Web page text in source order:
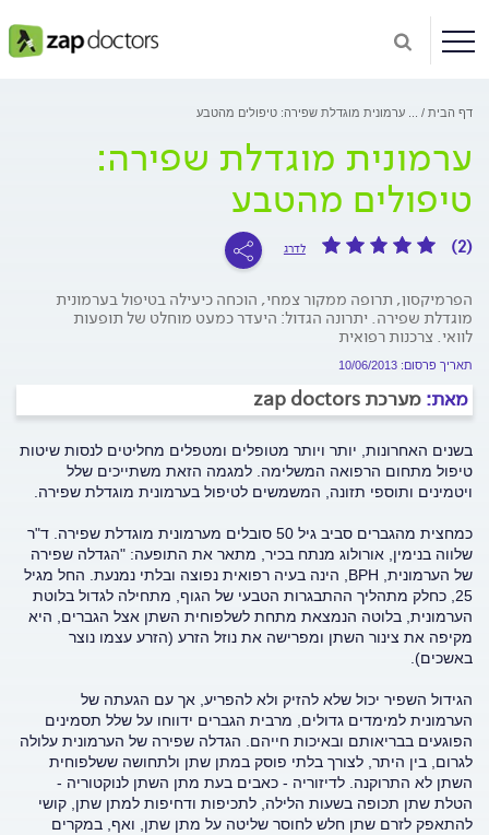
דף הבית ערמונית מוגדלת שפירה: טיפולים מהטבע
ערמונית מוגדלת שפירה:
טיפולים מהטבע
(2) לדרג
הפרמיקסון, תרופה ממקור צמחי, הוכחה כיעילה בטיפול בערמונית
מוגדלת שפירה. יתרונה הגדול: היעדר כמעט מוחלט של תופעות
לוואי. צרכנות רפואית
תאריך פרסום: 10/06/2013
מאת: מערכת zap doctors
בשנים האחרונות, יותר ויותר מטופלים ומטפלים מחליטים לנסות שיטות
טיפול מתחום הרפואה המשלימה. למגמה הזאת משתייכים שלל
ויטמינים ותוספי תזונה, המשמשים לטיפול בערמונית מוגדלת שפירה.
כמחצית מהגברים סביב גיל 50 סובלים מערמונית מוגדלת שפירה. ד"ר
שלווה בנימין, אורולוג מנתח בכיר, מתאר את התופעה: "הגדלה שפירה
של הערמונית, BPH, הינה בעיה רפואית נפוצה ובלתי נמנעת. החל מגיל
25, כחלק מתהליך ההתבגרות הטבעי של הגוף, מתחילה לגדול בלוטת
הערמונית, בלוטה הנמצאת מתחת לשלפוחית השתן אצל הגברים, היא
מקיפה את צינור השתן ומפרישה את נוזל הזרע (הזרע עצמו נוצר
באשכים).
הגידול השפיר יכול שלא להזיק ולא להפריע, אך עם הגעתה של
הערמונית למימדים גדולים, מרבית הגברים ידווחו על שלל תסמינים
הפוגעים בבריאותם ובאיכות חייהם. הגדלה שפירה של הערמונית עלולה
לגרום, בין היתר, לצורך בלתי פוסק במתן שתן ולתחושה ששלפוחית
השתן לא התרוקנה. לדיזוריה - כאבים בעת מתן השתן לנוקטוריה -
הטלת שתן תכופה בשעות הלילה, לתכיפות ודחיפות למתן שתן, קושי
להתאפק לזרם שתן חלש לחוסר שליטה על מתן שתן, ואף, במקרים